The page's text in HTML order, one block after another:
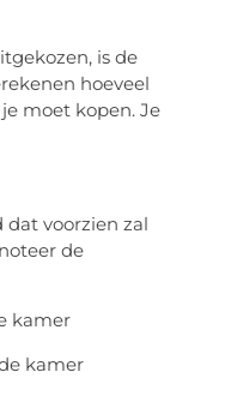
is de
hoeveel
moet kopen. Je
dat voorzien zal
de
kamer
kamer